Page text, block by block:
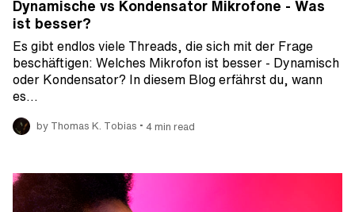
Dynamische vs Kondensator Mikrofone - Was
ist besser?
Es gibt endlos viele Threads, die sich mit der Frage
beschäftigen: Welches Mikrofon ist besser - Dynamisch
oder Kondensator? In diesem Blog erfährst du, wann
es…
by Thomas K. Tobias • 4 min read